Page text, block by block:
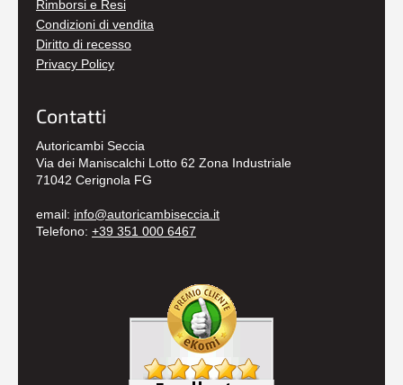
Rimborsi e Resi
Condizioni di vendita
Diritto di recesso
Privacy Policy
Contatti
Autoricambi Seccia
Via dei Maniscalchi Lotto 62 Zona Industriale
71042 Cerignola FG
email: info@autoricambiseccia.it
Telefono: +39 351 000 6467